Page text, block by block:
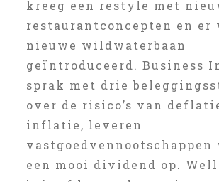
kreeg een restyle met
restaurantconcepten en er
nieuwe wildwaterbaan
geïntroduceerd. Business
sprak met drie
over de risico’s van
inflatie, leveren
vastgoedvennootschappen
een mooi dividend op.